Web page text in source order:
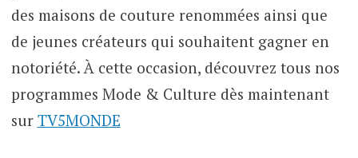
des maisons de couture renommées ainsi que
de jeunes créateurs qui souhaitent gagner en
notoriété. À cette occasion, découvrez tous nos
programmes Mode & Culture dès maintenant
sur TV5MONDE